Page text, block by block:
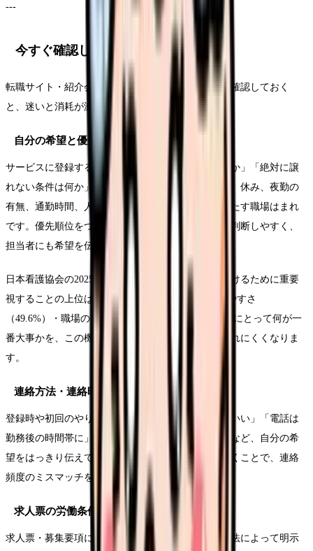
---
今すぐ確認したいポイント
転職サイト・紹介会社を使い始める前に、次の点を確認しておく
と、迷いと消耗が減ります。
自分の希望と優先順位を言葉にする
サービスに登録する前に、「何のために転職するのか」「絶対に譲
れない条件は何か」を整理しておきましょう。給料、休み、夜勤の
有無、通勤時間、人間関係、診療科——すべてを満たす職場はまれ
です。優先順位をつけておくと、紹介された求人を判断しやすく、
担当者にも希望を伝えやすくなります。
日本看護協会の2025年の調査では、看護職が働き続けるために重要
視することの上位は、賃金（53.6%）・休みのとりやすさ
（49.6%）・職場の人間関係（48.5%）でした。自分にとって何が一
番大事かを、この機会に言葉にしておくと、軸がぶれにくくなりま
す。
連絡方法・連絡時間・転職時期を最初に伝える
登録時や初回のやり取りで、「連絡はメール中心がいい」「電話は
勤務後の時間帯に」「転職は急がず情報収集から」など、自分の希
望をはっきり伝えておきましょう。最初に伝えておくことで、連絡
頻度のミスマッチを防げます。
求人票の労働条件は書面で確認する
求人票・募集要項に書かれた労働条件は、職業安定法によって明示